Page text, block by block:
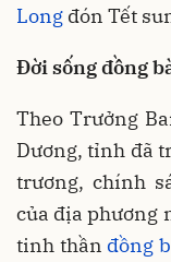
Long đón Tết
Đời sống đồng
Theo Trưởng
Dương, tỉnh đã
trương, chính
của địa phương
tinh thần đồng